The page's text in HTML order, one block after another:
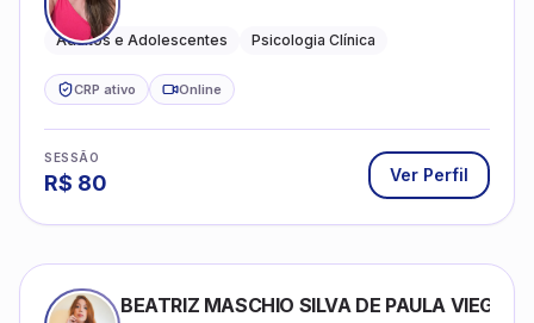
Adultos e Adolescentes Psicologia Clínica
CRP ativo Online
SESSÃO
R$ 80 Ver Perfil
BEATRIZ MASCHIO SILVA DE PAULA VIEGAS